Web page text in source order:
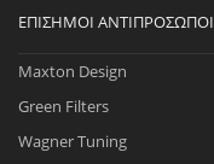
ΕΠΊΣΗΜΟΙ ΑΝΤΙΠΡΌΣΩΠΟΙ
Maxton Design
Green Filters
Wagner Tuning